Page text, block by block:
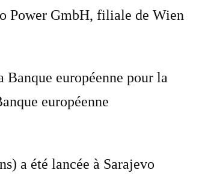
Power GmbH, filiale de Wien
européenne pour la
européenne
a été lancée à Sarajevo